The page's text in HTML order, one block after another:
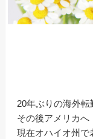
20年ぶりの海外
その後アメリカへ
現在オハイオ州で